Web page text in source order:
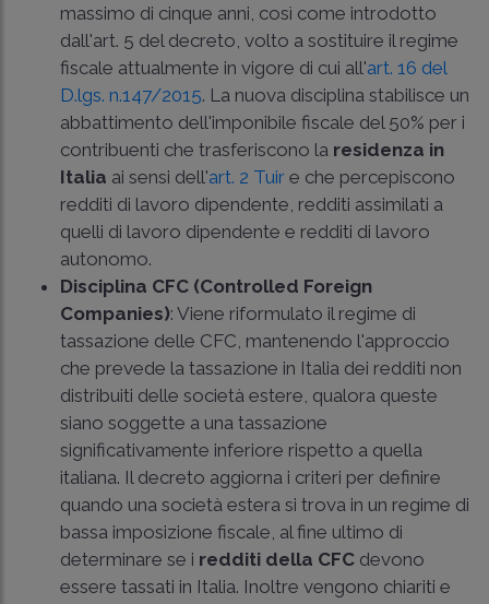
massimo di cinque anni, così come introdotto
dall'art. 5 del decreto, volto a sostituire il regime
fiscale attualmente in vigore di cui all'art. 16 del
D.lgs. n.147/2015. La nuova disciplina stabilisce un
abbattimento dell'imponibile fiscale del 50% per i
contribuenti che trasferiscono la residenza in
Italia ai sensi dell'art. 2 Tuir e che percepiscono
redditi di lavoro dipendente, redditi assimilati a
quelli di lavoro dipendente e redditi di lavoro
autonomo.
Disciplina CFC (Controlled Foreign
Companies): Viene riformulato il regime di
tassazione delle CFC, mantenendo l'approccio
che prevede la tassazione in Italia dei redditi non
distribuiti delle società estere, qualora queste
siano soggette a una tassazione
significativamente inferiore rispetto a quella
italiana. Il decreto aggiorna i criteri per definire
quando una società estera si trova in un regime di
bassa imposizione fiscale, al fine ultimo di
determinare se i redditi della CFC devono
essere tassati in Italia. Inoltre vengono chiariti e